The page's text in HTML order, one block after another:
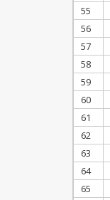
55
56
57
58
59
60
61
62
63
64
65